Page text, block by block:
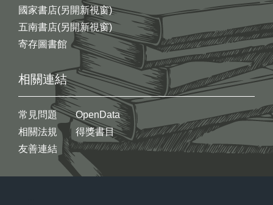
國家書店(另開新視窗)
五南書店(另開新視窗)
寄存圖書館
相關連結
常見問題
相關法規
友善連結
OpenData
得獎書目